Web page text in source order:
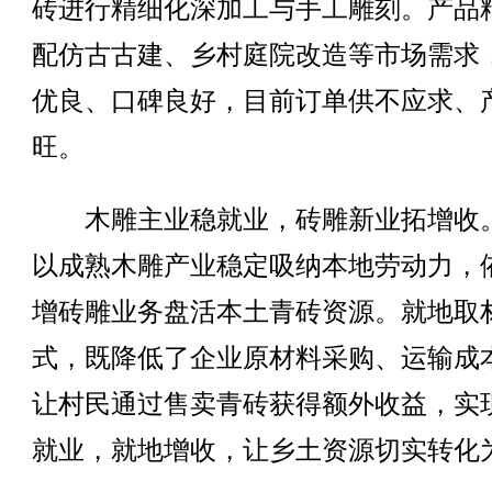
砖进行精细化深加工与手工雕刻。产品
配仿古古建、乡村庭院改造等市场需求
优良、口碑良好，目前订单供不应求、
旺。
木雕主业稳就业，砖雕新业拓增收
以成熟木雕产业稳定吸纳本地劳动力，
增砖雕业务盘活本土青砖资源。就地取
式，既降低了企业原材料采购、运输成
让村民通过售卖青砖获得额外收益，实
就业，就地增收，让乡土资源切实转化